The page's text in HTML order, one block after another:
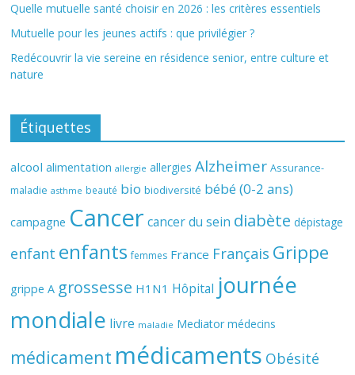
Quelle mutuelle santé choisir en 2026 : les critères essentiels
Mutuelle pour les jeunes actifs : que privilégier ?
Redécouvrir la vie sereine en résidence senior, entre culture et
nature
Étiquettes
alcool alimentation allergie allergies Alzheimer Assurance-
maladie asthme beauté bio biodiversité bébé (0-2 ans)
campagne Cancer cancer du sein diabète dépistage
enfant enfants femmes France Français Grippe
grippe A grossesse H1N1 Hôpital journée
mondiale livre maladie Mediator médecins
médicament médicaments Obésité